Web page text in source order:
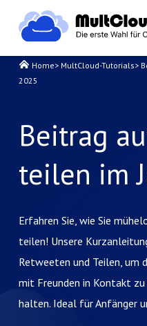
Home> MultCloud-Tutorials>
2025
Beitrag
teilen im
Erfahren Sie, wie Sie
teilen! Unsere
Retweeten und Teilen, um
mit Freunden in Kontakt
halten. Ideal für Anfänger